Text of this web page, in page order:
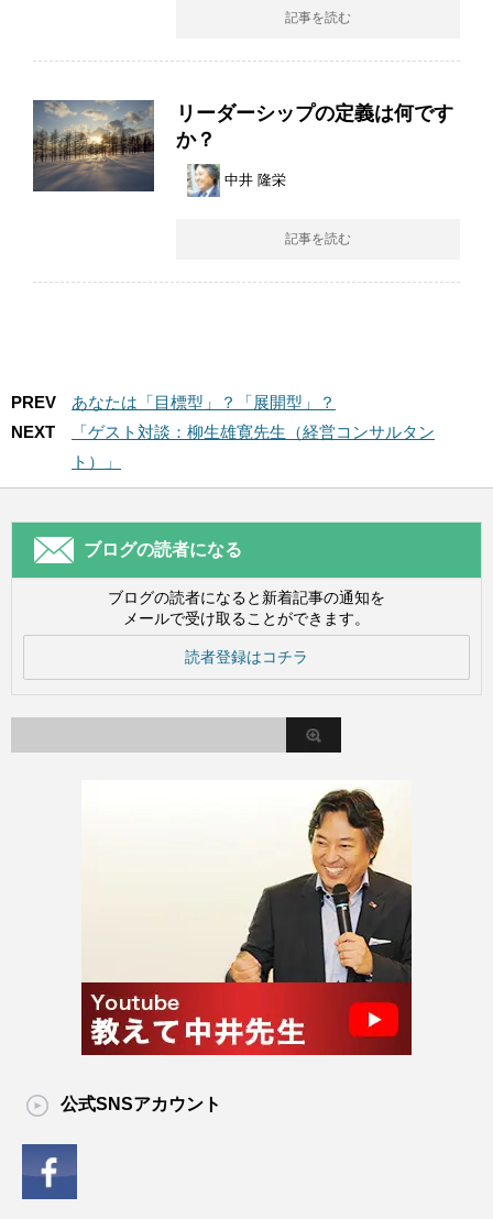
記事を読む
リーダーシップの定義は何です
か？
中井 隆栄
記事を読む
PREV
あなたは「目標型」？「展開型」？
NEXT
「ゲスト対談：柳生雄寛先生（経営コンサルタン
ト）」
ブログの読者になる
ブログの読者になると新着記事の通知を
メールで受け取ることができます。
読者登録はコチラ
公式SNSアカウント